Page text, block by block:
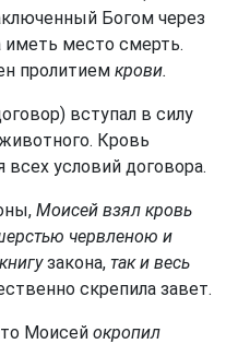
Богом через
место смерть.
пролитием крови.
вступал в силу
Кровь
всех условий договора.
Моисей взял кровь
червленою и
закона, так и весь
скрепила завет.
Моисей окропил